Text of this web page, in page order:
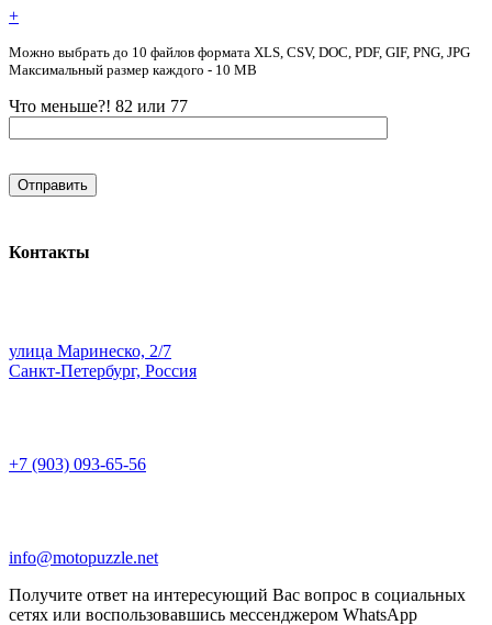
+
Можно выбрать до 10 файлов формата XLS, CSV, DOC, PDF, GIF, PNG, JPG
Максимальный размер каждого - 10 MB
Что меньше?! 82 или 77
Контакты
улица Маринеско, 2/7
Санкт-Петербург, Россия
+7 (903) 093-65-56
info@motopuzzle.net
Получите ответ на интересующий Вас вопрос в социальных
сетях или воспользовавшись мессенджером WhatsApp